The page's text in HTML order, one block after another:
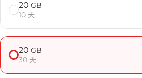
20 GB
10 天
20 GB
30 天